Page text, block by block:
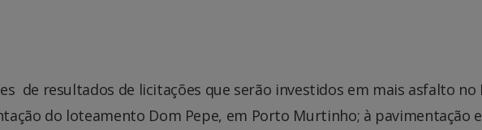
de resultados de licitações que serão investidos em mais asfalto no
do loteamento Dom Pepe, em Porto Murtinho; à pavimentação e